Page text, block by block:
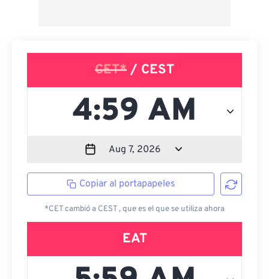
CET* / CEST
Copiar al portapapeles
*CET cambió a CEST , que es el que se utiliza ahora
EAT